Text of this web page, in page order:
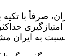
صرفاً با تکیه
به ایران